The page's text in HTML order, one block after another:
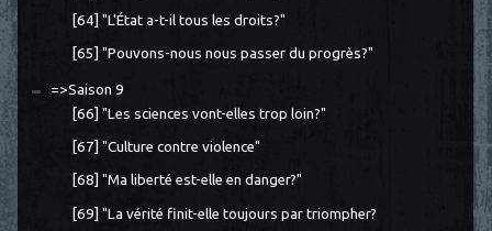
[64] "L'État a-t-il tous les droits?"
[65] "Pouvons-nous nous passer du progrès?"
=>Saison 9
[66] "Les sciences vont-elles trop loin?"
[67] "Culture contre violence"
[68] "Ma liberté est-elle en danger?"
[69] "La vérité finit-elle toujours par triompher?